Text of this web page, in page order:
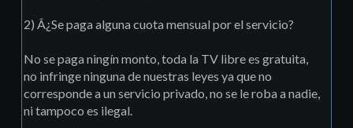
2) Â¿Se paga alguna cuota mensual por el servicio?
No se paga ningín monto, toda la TV libre es gratuita,
no infringe ninguna de nuestras leyes ya que no
corresponde a un servicio privado, no se le roba a nadie,
ni tampoco es ilegal.